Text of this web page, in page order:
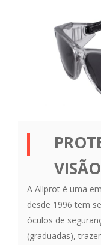
A Allprot é uma
desde 1996 tem
óculos de
(graduadas),